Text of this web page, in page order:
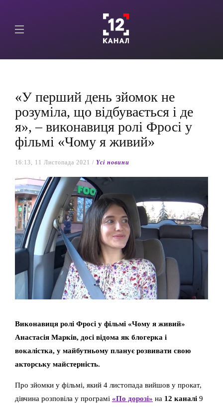
«У перший день зйомок не
розуміла, що відбувається і де
я», – виконавиця ролі Фросі у
фільмі «Чому я живий»
16:13, 11 Листопада 2021 / Yсі новини
Виконавиця ролі Фросі у фільмі «Чому я живий»
Анастасія Марків, досі відома як блогерка і
вокалістка, у майбутньому планує розвивати свою
акторську майстерність.
Про зйомки у фільмі, який 4 листопада вийшов у прокат,
дівчина розповіла у програмі «По дорозі» на 12 каналі 9